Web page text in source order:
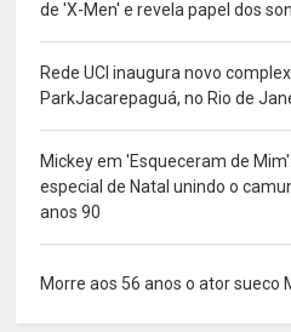
de 'X-Men' e revela papel dos
Rede UCI inaugura novo
ParkJacarepaguá, no Rio de
Mickey em 'Esqueceram de
especial de Natal unindo o
anos 90
Morre aos 56 anos o ator sueco